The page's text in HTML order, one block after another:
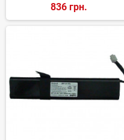
836 грн.